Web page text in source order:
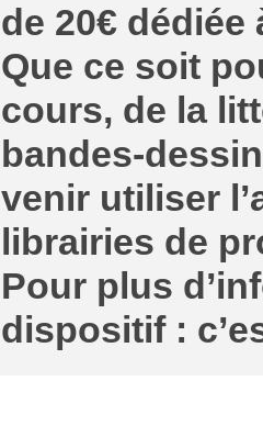
de 20€ dédiée
Que ce soit
cours, de la
bandes-
venir utiliser
librairies de
Pour plus
dispositif :